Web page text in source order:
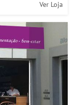
Ver Loja